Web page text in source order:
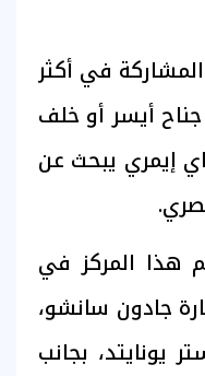
في أكثر
أيسر أو خلف
إيمري يبحث عن
هذا المركز في
جادون سانشو،
بجانب